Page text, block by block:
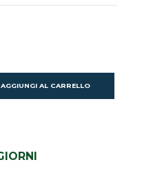
AGGIUNGI AL CARRELLO